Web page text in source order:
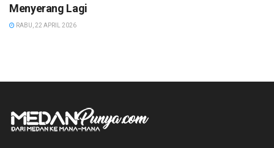
Menyerang Lagi
RABU, 22 APRIL 2026